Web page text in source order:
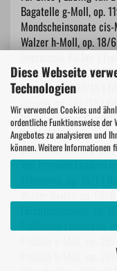
Diese Webseite
Technologien
Wir verwenden Cookies und
ordentliche Funktionsweise der
Angebotes zu analysieren und
können. Weitere Informationen
Bagatelle g-Moll, op.
Mondscheinsonate
Walzer h-Moll, op. 18/
Arabesque, op. 100/2
Ballade, op. 100/15 |
Unruhe, op. 100/18 |
Venetianisches
Bartholdy
Lied ohne Worte E-
Von fremden Ländern
Träumerei, op. 15/7 |
Fürchtenmachen, op.
Fröhlicher Landmann,
Prélude h-Moll, op.